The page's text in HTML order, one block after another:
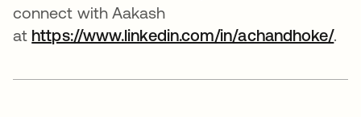
connect with Aakash
at https://www.linkedin.com/in/achandhoke/.